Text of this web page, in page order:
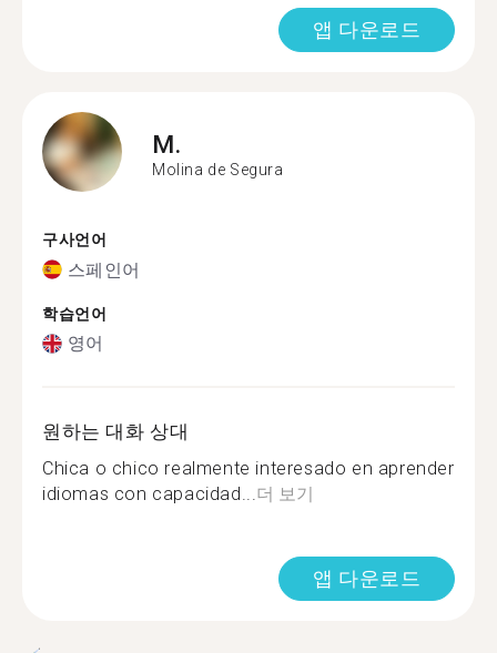
앱 다운로드
M.
Molina de Segura
구사언어
스페인어
학습언어
영어
원하는 대화 상대
Chica o chico realmente interesado en aprender
idiomas con capacidad...더 보기
앱 다운로드